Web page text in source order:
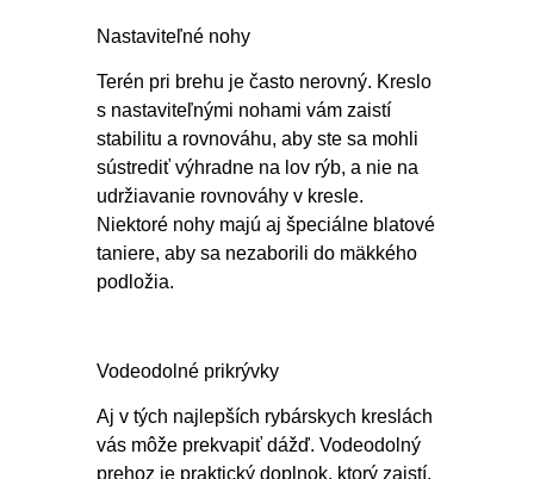
Nastaviteľné nohy
Terén pri brehu je často nerovný. Kreslo
s nastaviteľnými nohami vám zaistí
stabilitu a rovnováhu, aby ste sa mohli
sústrediť výhradne na lov rýb, a nie na
udržiavanie rovnováhy v kresle.
Niektoré nohy majú aj špeciálne blatové
taniere, aby sa nezaborili do mäkkého
podložia.
Vodeodolné prikrývky
Aj v tých najlepších rybárskych kreslách
vás môže prekvapiť dážď. Vodeodolný
prehoz je praktický doplnok, ktorý zaistí,